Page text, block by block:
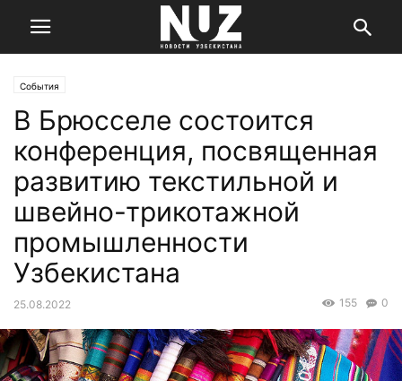
События
В Брюсселе состоится
конференция, посвященная
развитию текстильной и
швейно-трикотажной
промышленности
Узбекистана
25.08.2022 0
155